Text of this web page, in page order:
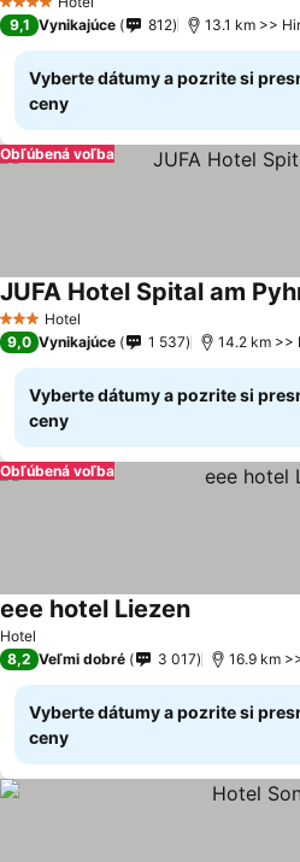
4 Počet hviezdičiek
9,1 Vynikajúce 812 13.1 km >>
Vyberte dátumy a pozrite si
ceny
Obľúbená voľba
3 Počet hviezdičiek
Hotel
JUFA Hotel Spital am
9,0 Vynikajúce 1 537 14.2 km >>
Vyberte dátumy a pozrite si
ceny
Obľúbená voľba
Hotel
eee hotel Liezen
8,2 Veľmi dobré 3 017 16.9 km
Vyberte dátumy a pozrite si
ceny